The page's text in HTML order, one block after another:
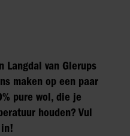
Langdal van Glerups
maken op een paar
pure wol, die je
houden? Vul